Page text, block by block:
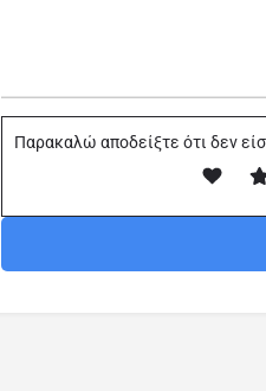
Παρακαλώ αποδείξτε ότι δεν